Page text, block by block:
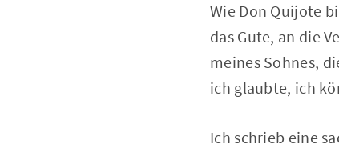
Wie Don Quijote
das Gute, an die
meines Sohnes,
ich glaubte, ich
Ich schrieb eine